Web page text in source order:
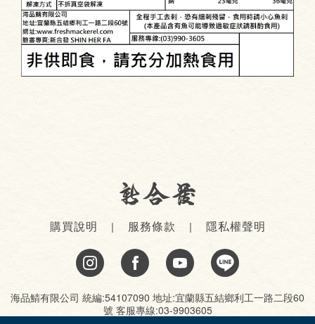
購買說明 服務條款 隱私權聲明
海品鯖有限公司 統編:54107090 地址:宜蘭縣五結鄉利工一路二段60
號 客服專線:03-9903605